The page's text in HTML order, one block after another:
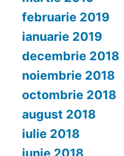
februarie 2019
ianuarie 2019
decembrie 2018
noiembrie 2018
octombrie 2018
august 2018
iulie 2018
iunie 2018